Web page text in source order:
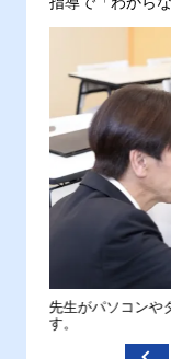
先生がパソコンや
す。